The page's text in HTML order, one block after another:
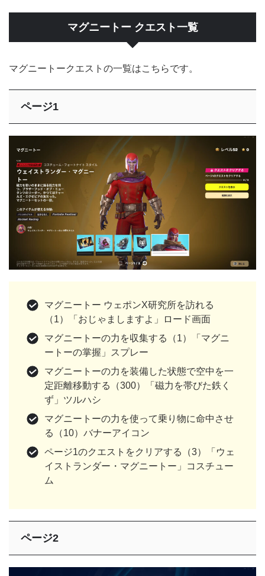
マグニートー クエスト一覧
マグニートークエストの一覧はこちらです。
ページ1
マグニートー ウェポンX研究所を訪れる
（1）「おじゃましますよ」ロード画面
マグニートーの力を収集する（1）「マグニ
ートーの掌握」スプレー
マグニートーの力を装備した状態で空中を一
定距離移動する（300）「磁力を帯びた鉄く
ず」ツルハシ
マグニートーの力を使って乗り物に命中させ
る（10）バナーアイコン
ページ1のクエストをクリアする（3）「ウェ
イストランダー・マグニートー」コスチュー
ム
ページ2